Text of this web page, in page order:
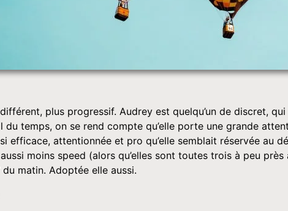
différent, plus progressif. Audrey est quelqu’un de discret,
du temps, on se rend compte qu’elle porte une grande
efficace, attentionnée et pro qu’elle semblait réservée au
moins speed (alors qu’elles sont toutes trois à peu
du matin. Adoptée elle aussi.